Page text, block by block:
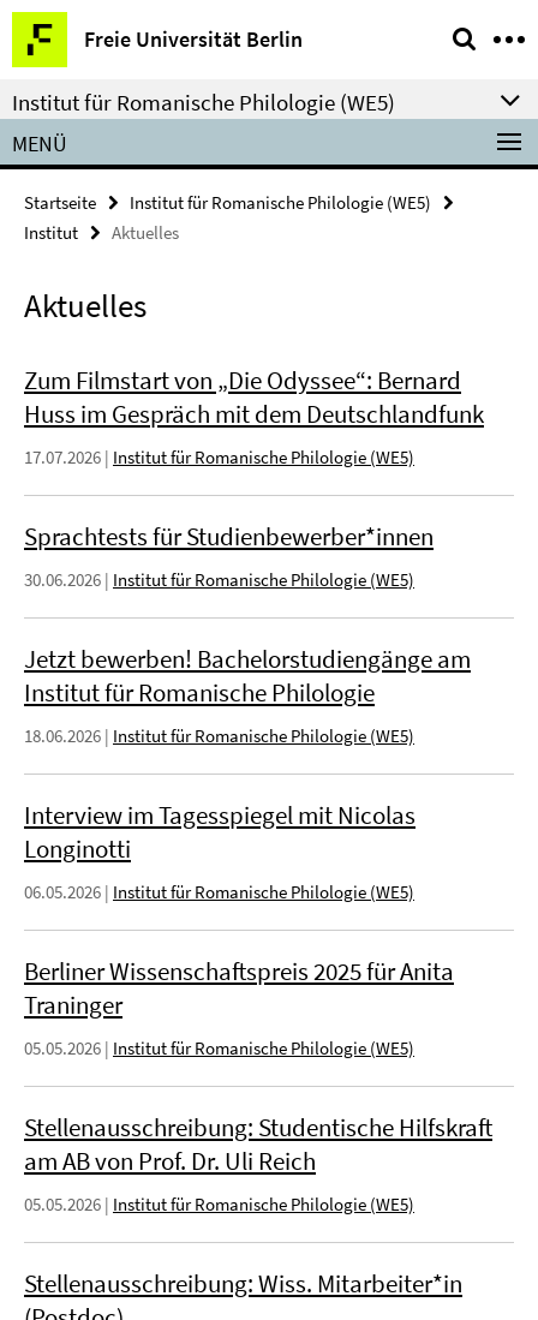
Springe
direkt
zu
Inhalt
Freie Universität Berlin
Service-
Navigation
Institut für Romanische Philologie (WE5)
MENÜ
Startseite
Institut für Romanische Philologie (WE5)
Institut
Aktuelles
Aktuelles
Zum Filmstart von „Die Odyssee“: Bernard
Huss im Gespräch mit dem Deutschlandfunk
17.07.2026 | Institut für Romanische Philologie (WE5)
Sprachtests für Studienbewerber*innen
30.06.2026 | Institut für Romanische Philologie (WE5)
Jetzt bewerben! Bachelorstudiengänge am
Institut für Romanische Philologie
18.06.2026 | Institut für Romanische Philologie (WE5)
Interview im Tagesspiegel mit Nicolas
Longinotti
06.05.2026 | Institut für Romanische Philologie (WE5)
Berliner Wissenschaftspreis 2025 für Anita
Traninger
05.05.2026 | Institut für Romanische Philologie (WE5)
Stellenausschreibung: Studentische Hilfskraft
am AB von Prof. Dr. Uli Reich
05.05.2026 | Institut für Romanische Philologie (WE5)
Stellenausschreibung: Wiss. Mitarbeiter*in